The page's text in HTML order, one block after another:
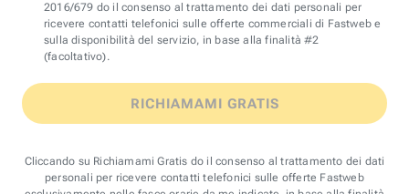
2016/679 do il consenso al trattamento dei dati personali per
ricevere contatti telefonici sulle offerte commerciali di Fastweb e
sulla disponibilità del servizio, in base alla finalità #2
(facoltativo).
RICHIAMAMI GRATIS
Cliccando su Richiamami Gratis do il consenso al trattamento dei dati
personali per ricevere contatti telefonici sulle offerte Fastweb